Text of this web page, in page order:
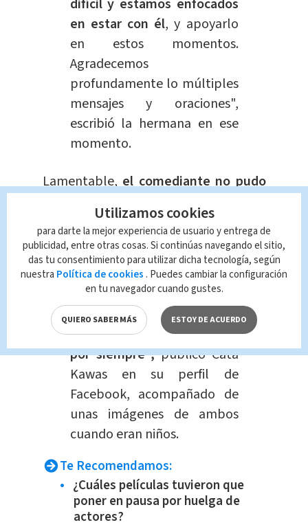
difícil y estamos enfocados
en estar con él, y apoyarlo
en estos momentos.
Agradecemos
profundamente lo múltiples
mensajes y oraciones",
escribió la hermana en ese
momento.
Lamentable,el comediante no pudo
enfermedady falleció, su hermana
aseguró que él luchó yluchó hasta el
final.
"Mi hermanito mayor acaba
de descansar, luchó y luchó
hasta el final. Lo extrañaré
por siempre",publicó Cata
Kawas en su perfil de
Facebook, acompañado de
unas imágenes de ambos
cuando eran niños.
Te Recomendamos:
¿Cuáles películas tuvieron que
poner en pausa por huelga de
actores?
Utilizamos cookies
para darte la mejor experiencia de usuario y entrega de
publicidad, entre otras cosas. Si continúas navegando el sitio,
das tu consentimiento para utilizar dicha tecnología, según
nuestra Política de cookies . Puedes cambiar la configuración
en tu navegador cuando gustes.
QUIERO SABER MÁS ESTOY DE ACUERDO